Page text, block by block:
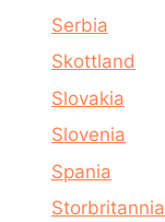
Serbia
Skottland
Slovakia
Slovenia
Spania
Storbritannia